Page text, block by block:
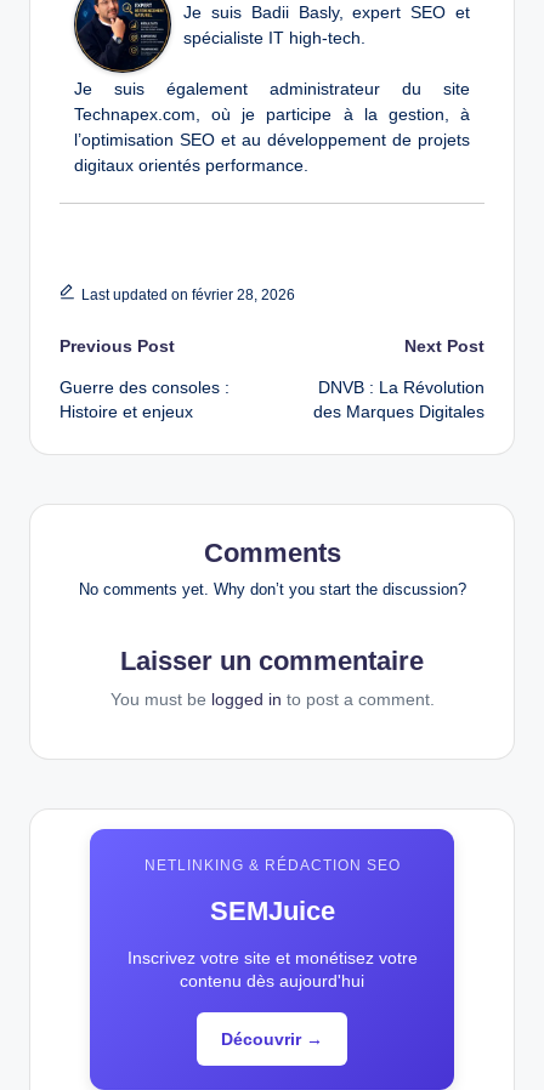
Je suis Badii Basly, expert SEO et
spécialiste IT high-tech.
Je suis également administrateur du site
Technapex.com, où je participe à la gestion, à
l’optimisation SEO et au développement de projets
digitaux orientés performance.
Last updated on février 28, 2026
Post
navigation
Previous Post
Guerre des consoles :
Histoire et enjeux
Next Post
DNVB : La Révolution
des Marques Digitales
Comments
No comments yet. Why don’t you start the discussion?
Laisser un commentaire
You must be logged in to post a comment.
NETLINKING & RÉDACTION SEO
SEMJuice
Inscrivez votre site et monétisez votre
contenu dès aujourd'hui
Découvrir →